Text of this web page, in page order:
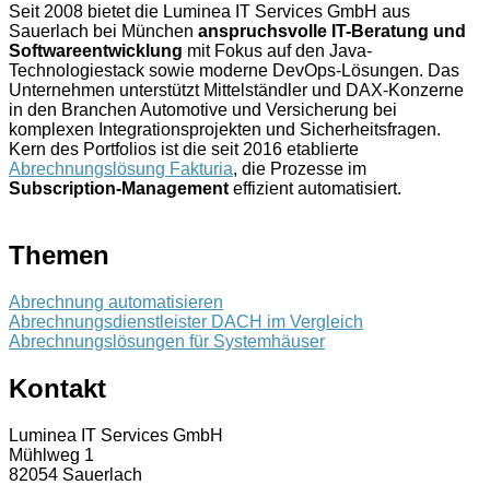
Seit 2008 bietet die Luminea IT Services GmbH aus
Sauerlach bei München anspruchsvolle IT-Beratung und
Softwareentwicklung mit Fokus auf den Java-
Technologiestack sowie moderne DevOps-Lösungen. Das
Unternehmen unterstützt Mittelständler und DAX-Konzerne
in den Branchen Automotive und Versicherung bei
komplexen Integrationsprojekten und Sicherheitsfragen.
Kern des Portfolios ist die seit 2016 etablierte
Abrechnungslösung Fakturia, die Prozesse im
Subscription-Management effizient automatisiert.
Themen
Abrechnung automatisieren
Abrechnungsdienstleister DACH im Vergleich
Abrechnungslösungen für Systemhäuser
Kontakt
Luminea IT Services GmbH
Mühlweg 1
82054 Sauerlach